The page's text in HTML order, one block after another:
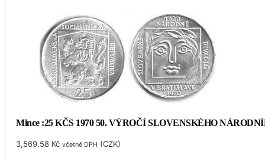
Mince :25 KČS 1970 50. VÝROČÍ SLOVENSKÉHO
3,569.58 Kč včetně DPH (CZK)